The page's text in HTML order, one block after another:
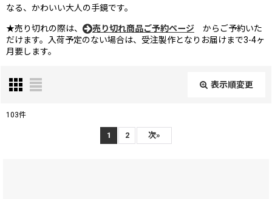
なる、かわいい大人の手鏡です。
★売り切れの際は、 売り切れ商品ご予約ページ からご予約いた
だけます。入荷予定のない場合は、受注製作となりお届けまで3-4ヶ
月要します。
表示順変更
103件
1 2 次»